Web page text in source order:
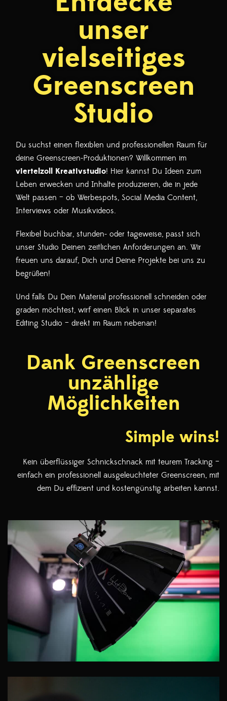
unser
vielseitiges
Greenscreen
Studio
Du suchst einen flexiblen und professionellen Raum für
deine Greenscreen-Produktionen? Willkommen im
viertelzoll Kreativstudio! Hier kannst Du Ideen zum
Leben erwecken und Inhalte produzieren, die in jede
Welt passen – ob Werbespots, Social Media Content,
Interviews oder Musikvideos.
Flexibel buchbar, stunden- oder tageweise, passt sich
unser Studio Deinen zeitlichen Anforderungen an. Wir
freuen uns darauf, Dich und Deine Projekte bei uns zu
begrüßen!
Und falls Du Dein Material professionell schneiden oder
graden möchtest, wirf einen Blick in unser separates
Editing Studio – direkt im Raum nebenan!
Dank Greenscreen
unzählige
Möglichkeiten
Simple wins!
Kein überflüssiger Schnickschnack mit teurem Tracking –
einfach ein professionell ausgeleuchteter Greenscreen, mit
dem Du effizient und kostengünstig arbeiten kannst.